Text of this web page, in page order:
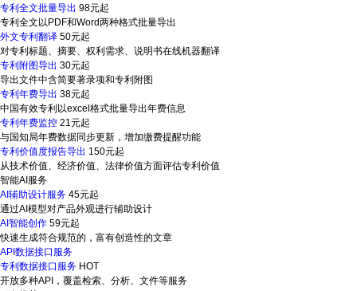
专利全文批量导出 98元起
专利全文以PDF和Word两种格式批量导出
外文专利翻译 50元起
对专利标题、摘要、权利需求、说明书在线机器翻译
专利附图导出 30元起
导出文件中含简要著录项和专利附图
专利年费导出 38元起
中国有效专利以excel格式批量导出年费信息
专利年费监控 21元起
与国知局年费数据同步更新，增加缴费提醒功能
专利价值度报告导出 150元起
从技术价值、经济价值、法律价值方面评估专利价值
智能AI服务
AI辅助设计服务 45元起
通过AI模型对产品外观进行辅助设计
AI智能创作 59元起
快速生成符合规范的，富有创造性的文章
API数据接口服务
专利数据接口服务 HOT
开放多种API，覆盖检索、分析、文件等服务